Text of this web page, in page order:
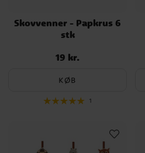
Skovvenner - Papkrus 6
stk
Pris: 19 kr.
19 kr.
KØB
1